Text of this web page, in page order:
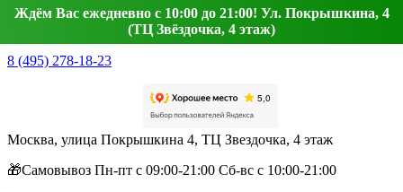
Ждём Вас ежедневно с 10:00 до 21:00! Ул. Покрышкина, 4
(ТЦ Звёздочка, 4 этаж)
8 (495) 278-18-23
Москва, улица Покрышкина 4, ТЦ Звездочка, 4 этаж
🎁Самовывоз Пн-пт с 09:00-21:00 Сб-вс с 10:00-21:00